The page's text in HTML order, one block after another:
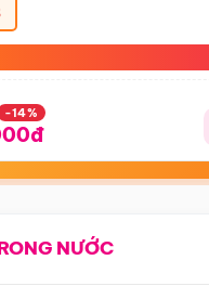
-14%
NƯỚC